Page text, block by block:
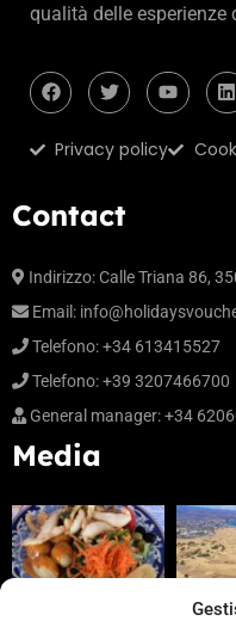
qualità delle esperienze
Privacy policy
Contact
Indirizzo: Calle Triana 86,
Email:
Telefono: +34 613415527
Telefono: +39 3207466700
General manager: +34
Media